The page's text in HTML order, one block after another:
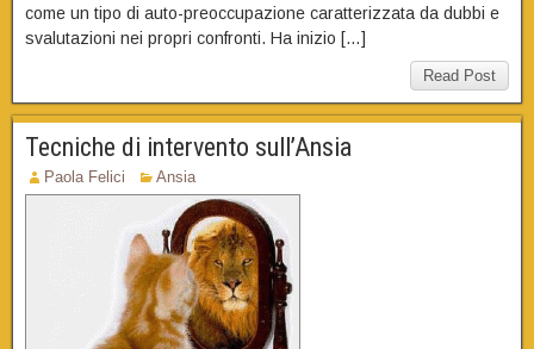
come un tipo di auto-preoccupazione caratterizzata da dubbi e
svalutazioni nei propri confronti. Ha inizio […]
Read Post
Tecniche di intervento sull’Ansia
Paola Felici Ansia